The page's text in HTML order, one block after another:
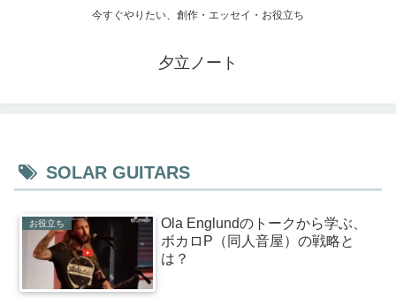
今すぐやりたい、創作・エッセイ・お役立ち
夕立ノート
SOLAR GUITARS
お役立ち
Ola Englundのトークから学ぶ、
ボカロP（同人音屋）の戦略と
は？